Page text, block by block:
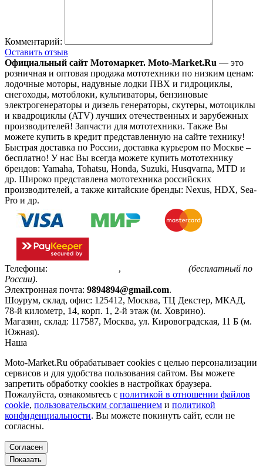
Комментарий:
Оставить отзыв
Официальный сайт Мотомаркет. Moto-Market.Ru — это
розничная и оптовая продажа мототехники по низким ценам:
лодочные моторы, надувные лодки ПВХ и гидроциклы,
снегоходы, мотоблоки, культиваторы, бензиновые
электрогенераторы и дизель генераторы, скутеры, мотоциклы
и квадроциклы (ATV) лучших отечественных и зарубежных
производителей! Запчасти для мототехники. Также Вы
можете купить в кредит представленную на сайте технику!
Быстрая доставка по России, доставка курьером по Москве –
бесплатно! У нас Вы всегда можете купить мототехнику
брендов: Yamaha, Tohatsu, Honda, Suzuki, Husqvarna, MTD и
др. Широко представлена мототехника российских
производителей, а также китайские бренды: Nexus, HDX, Sea-
Pro и др.
Телефоны: ,
(бесплатный по
России).
Электронная почта: 9894894@gmail.com.
Шоурум, склад, офис: 125412, Москва, ТЦ Декстер, МКАД,
78-й километр, 14, корп. 1, 2-й этаж (м. Ховрино).
Магазин, склад: 117587, Москва, ул. Кировоградская, 11 Б (м.
Южная).
Наша
Moto-Market.Ru обрабатывает сookies с целью персонализации
сервисов и для удобства пользования сайтом. Вы можете
запретить обработку сookies в настройках браузера.
Пожалуйста, ознакомьтесь с политикой в отношении файлов
cookie, пользовательским соглашением и политикой
конфиденциальности. Вы можете покинуть сайт, если не
согласны.
Согласен
Показать